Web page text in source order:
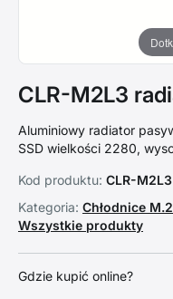
CLR-M2L3
Aluminiowy radiator
SSD wielkości 2280,
Kod produktu: CLR-M2L3
Kategoria: Chłodnice M.2
Wszystkie produkty
Gdzie kupić online?